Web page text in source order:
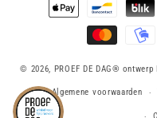
© 2026, PROEF DE DAG® ontwerp
Algemene voorwaarden